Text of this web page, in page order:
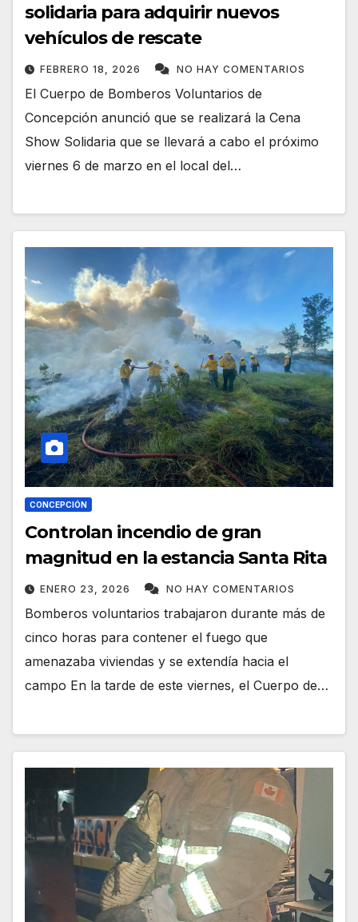
solidaria para adquirir nuevos
vehículos de rescate
FEBRERO 18, 2026 NO HAY COMENTARIOS
El Cuerpo de Bomberos Voluntarios de
Concepción anunció que se realizará la Cena
Show Solidaria que se llevará a cabo el próximo
viernes 6 de marzo en el local del…
CONCEPCIÓN
Controlan incendio de gran
magnitud en la estancia Santa Rita
ENERO 23, 2026 NO HAY COMENTARIOS
Bomberos voluntarios trabajaron durante más de
cinco horas para contener el fuego que
amenazaba viviendas y se extendía hacia el
campo En la tarde de este viernes, el Cuerpo de…